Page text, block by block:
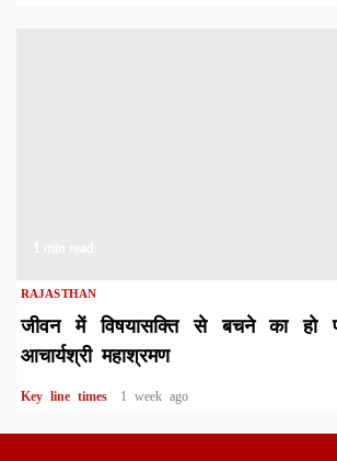
RAJASTHAN
जीवन में विषयासक्ति से बचने का हो
आचार्यश्री महाश्रमण
Key line times 1 week ago